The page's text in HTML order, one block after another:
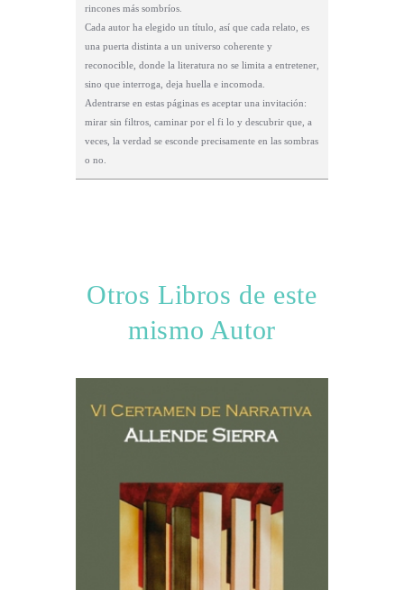
rincones más sombríos.
Cada autor ha elegido un título, así que cada relato, es
una puerta distinta a un universo coherente y
reconocible, donde la literatura no se limita a entretener,
sino que interroga, deja huella e incomoda.
Adentrarse en estas páginas es aceptar una invitación:
mirar sin filtros, caminar por el fi lo y descubrir que, a
veces, la verdad se esconde precisamente en las sombras
o no.
Otros Libros de este
mismo Autor